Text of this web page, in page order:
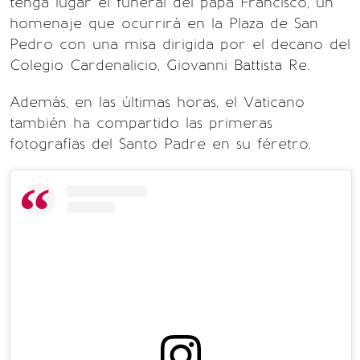
homenaje que ocurrirá en la Plaza de San
Pedro con una misa dirigida por el decano del
Colegio Cardenalicio, Giovanni Battista Re.
Además, en las últimas horas, el Vaticano
también ha compartido las primeras
fotografías del Santo Padre en su féretro.